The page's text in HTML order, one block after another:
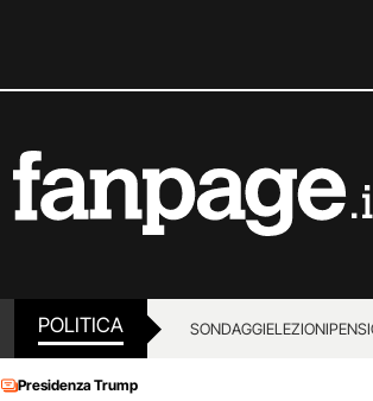
POLITICA SONDAGGIELEZIONI
Presidenza Trump